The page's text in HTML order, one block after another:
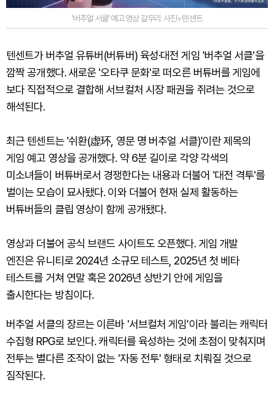
'버추얼 서클' 예고 영상 갈무리. 사진=텐센트
텐센트가 버추얼 유튜버(버튜버) 육성·대전 게임 '버추얼 서클'을
깜짝 공개했다. 새로운 '오타쿠 문화'로 떠오른 버튜버를 게임에
보다 직접적으로 결합해 서브컬처 시장 패권을 쥐려는 것으로
해석된다.
최근 텐센트는 '쉬환(虚环, 영문 명 버추얼 서클)'이란 제목의
게임 예고 영상을 공개했다. 약 6분 길이로 각양 각색의
미소녀들이 버튜버로서 경쟁한다는 내용과 더불어 '대전 격투'를
벌이는 모습이 묘사됐다. 이와 더불어 현재 실제 활동하는
버튜버들의 클립 영상이 함께 공개됐다.
영상과 더불어 공식 브랜드 사이트도 오픈했다. 게임 개발
엔진은 유니티로 2024년 소규모 테스트, 2025년 첫 베타
테스트를 거쳐 연말 혹은 2026년 상반기 안에 게임을
출시한다는 방침이다.
버추얼 서클의 장르는 이른바 '서브컬처 게임'이라 불리는 캐릭터
수집형 RPG로 보인다. 캐릭터를 육성하는 것에 초점이 맞춰지며
전투는 별다른 조작이 없는 '자동 전투' 형태로 치뤄질 것으로
짐작된다.